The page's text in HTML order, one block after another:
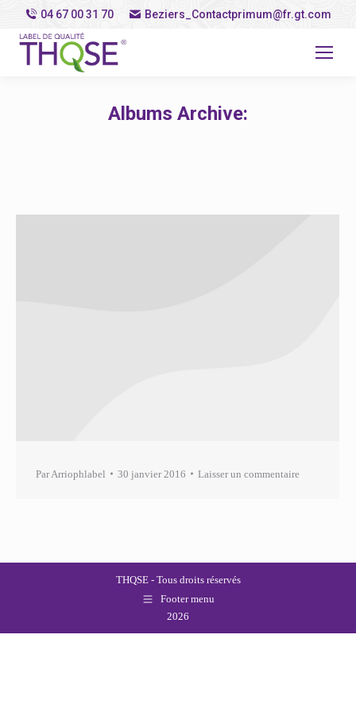
04 67 00 31 70 Beziers_Contactprimum@fr.gt.com
Albums Archive:
ParArriophlabel 30 janvier 2016 Laisser un commentaire
THQSE - Tous droits réservés
Footer menu
2026